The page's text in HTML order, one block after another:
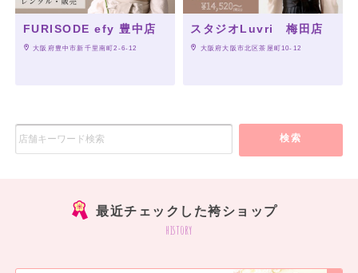
FURISODE efy 豊中店
大阪府豊中市新千里南町2-6-12
スタジオLuvri 梅田店
大阪府大阪市北区茶屋町10-12
検索
最近チェックした袴ショップ
history